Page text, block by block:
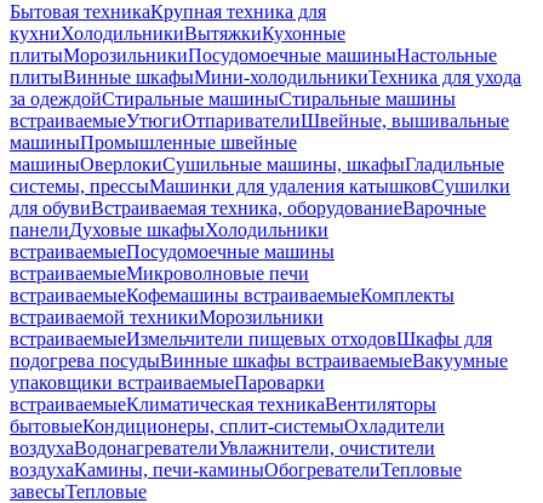
Бытовая техникаКрупная техника для
кухниХолодильникиВытяжкиКухонные
плитыМорозильникиПосудомоечные машиныНастольные
плитыВинные шкафыМини-холодильникиТехника для ухода
за одеждойСтиральные машиныСтиральные машины
встраиваемыеУтюгиОтпаривателиШвейные, вышивальные
машиныПромышленные швейные
машиныОверлокиСушильные машины, шкафыГладильные
системы, прессыМашинки для удаления катышковСушилки
для обувиВстраиваемая техника, оборудованиеВарочные
панелиДуховые шкафыХолодильники
встраиваемыеПосудомоечные машины
встраиваемыеМикроволновые печи
встраиваемыеКофемашины встраиваемыеКомплекты
встраиваемой техникиМорозильники
встраиваемыеИзмельчители пищевых отходовШкафы для
подогрева посудыВинные шкафы встраиваемыеВакуумные
упаковщики встраиваемыеПароварки
встраиваемыеКлиматическая техникаВентиляторы
бытовыеКондиционеры, сплит-системыОхладители
воздухаВодонагревателиУвлажнители, очистители
воздухаКамины, печи-каминыОбогревателиТепловые
завесыТепловые